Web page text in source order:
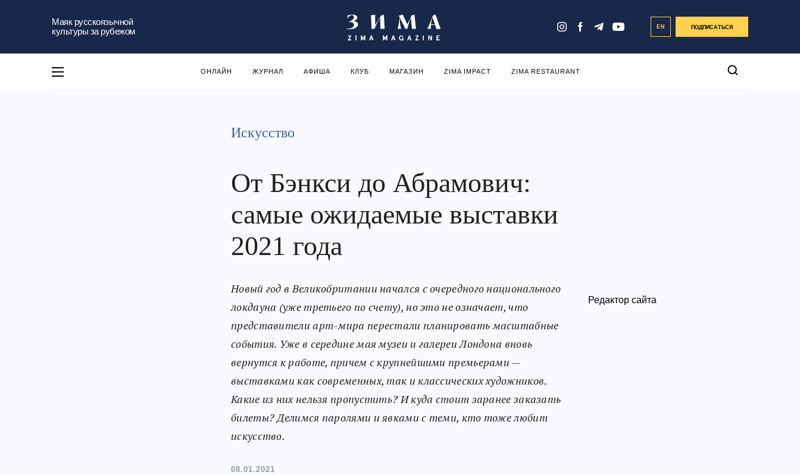
Маяк русскоязычной
культуры за рубежом
EN ПОДПИСАТЬСЯ
ОНЛАЙН ЖУРНАЛ АФИША КЛУБ МАГАЗИН ZIMA IMPACT ZIMA RESTAURANT
Искусство
От Бэнкси до Абрамович:
самые ожидаемые выставки
2021 года
Новый год в Великобритании начался с очередного национального
локдауна (уже третьего по счету), но это не означает, что
представители арт-мира перестали планировать масштабные
события. Уже в середине мая музеи и галереи Лондона вновь
вернутся к работе, причем с крупнейшими премьерами —
выставками как современных, так и классических художников.
Какие из них нельзя пропустить? И куда стоит заранее заказать
билеты? Делимся паролями и явками с теми, кто тоже любит
искусство.
08.01.2021
Редактор сайта